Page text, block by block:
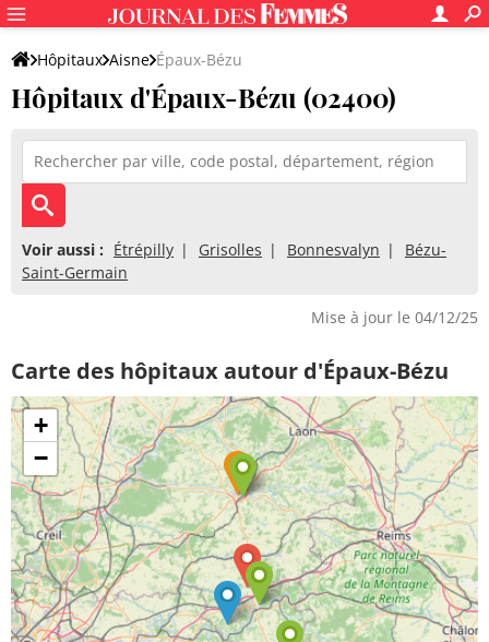
Hôpitaux Aisne Épaux-Bézu
Hôpitaux d'Épaux-Bézu (02400)
Voir aussi : Étrépilly Grisolles Bonnesvalyn
Bézu-
Saint-Germain
Mise à jour le 04/12/25
Carte des hôpitaux autour d'Épaux-Bézu
+
−